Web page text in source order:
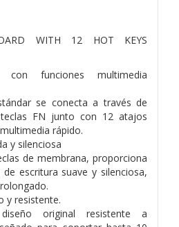
WITH 12 HOT KEYS
con funciones multimedia
se conecta a través de
FN junto con 12 atajos
rápido.
y silenciosa
de membrana, proporciona
de escritura suave y silenciosa,
y resistente.
original resistente a